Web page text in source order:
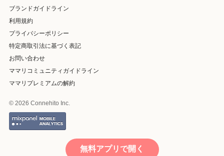
ブランドガイドライン
利用規約
プライバシーポリシー
特定商取引法に基づく表記
お問い合わせ
ママリコミュニティガイドライン
ママリプレミアムの解約
© 2026 Connehito Inc.
無料アプリで開く